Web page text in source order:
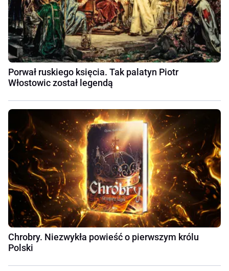
Porwał ruskiego księcia. Tak palatyn Piotr
Włostowic został legendą
Chrobry. Niezwykła powieść o pierwszym królu
Polski